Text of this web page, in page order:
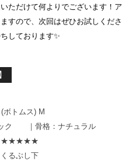
ただけて何よりでございます！ア
すので、次回はぜひお試しくださ
しております✨
トムス) M
ク ｜骨格：ナチュラル
：★★★★★
るぶし下